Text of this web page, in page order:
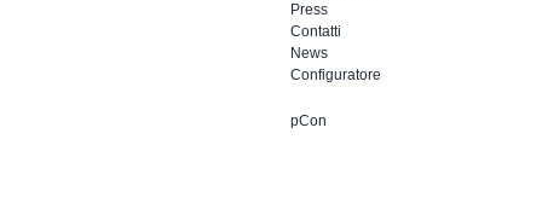
Press
Contatti
News
Configuratore
pCon